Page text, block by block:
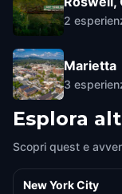
2
Marietta
3
Esplora
Scopri quest e
New York City